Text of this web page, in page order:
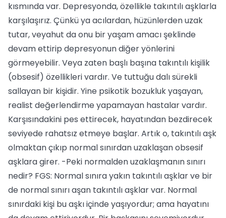
kısmında var. Depresyonda, özellikle takıntılı aşklarla
karşılaşırız. Çünkü ya acılardan, hüzünlerden uzak
tutar, veyahut da onu bir yaşam amacı şeklinde
devam ettirip depresyonun diğer yönlerini
görmeyebilir. Veya zaten başlı başına takıntılı kişilik
(obsesif) özellikleri vardır. Ve tuttuğu dalı sürekli
sallayan bir kişidir. Yine psikotik bozukluk yaşayan,
realist değerlendirme yapamayan hastalar vardır.
Karşısındakini pes ettirecek, hayatından bezdirecek
seviyede rahatsız etmeye başlar. Artık o, takıntılı aşk
olmaktan çıkıp normal sınırdan uzaklaşan obsesif
aşklara girer. -Peki normalden uzaklaşmanın sınırı
nedir? FGS: Normal sınıra yakın takıntılı aşklar ve bir
de normal sınırı aşan takıntılı aşklar var. Normal
sınırdaki kişi bu aşkı içinde yaşıyordur; ama hayatını